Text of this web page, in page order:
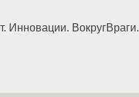
Инновации. ВокругВраги.